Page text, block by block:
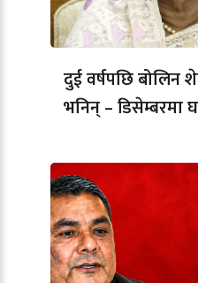
दुई वर्षपछि बोलिन
भनिन् – डिसेम्बरमा